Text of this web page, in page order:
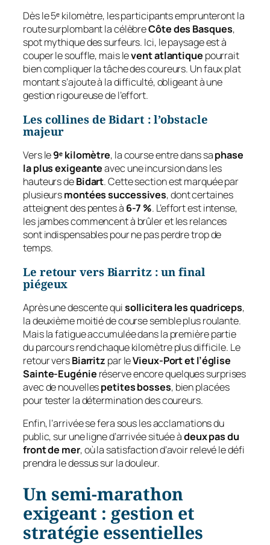
Dès le 5ᵉ kilomètre, les participants emprunteront la
route surplombant la célèbreCôte des Basques,
spot mythique des surfeurs. Ici, le paysage est à
couper le souffle, mais levent atlantique pourrait
bien compliquer la tâche des coureurs. Un faux plat
montant s’ajoute à la difficulté, obligeant à une
gestion rigoureuse de l’effort.
Les collines de Bidart : l’obstacle
majeur
Vers le9ᵉ kilomètre, la course entre dans saphase
la plus exigeanteavec une incursion dans les
hauteurs deBidart. Cette section est marquée par
plusieursmontées successives, dont certaines
atteignent des pentes à 6-7 %. L’effort est intense,
les jambes commencent à brûler et les relances
sont indispensables pour ne pas perdre trop de
temps.
Le retour vers Biarritz : un final
piégeux
Après une descente quisollicitera les quadriceps,
la deuxième moitié de course semble plus roulante.
Mais la fatigue accumulée dans la première partie
du parcours rend chaque kilomètre plus difficile. Le
retour versBiarritz par leVieux-Port et l’église
Sainte-Eugénie réserve encore quelques surprises
avec de nouvellespetites bosses, bien placées
pour tester la détermination des coureurs.
Enfin, l’arrivée se fera sous les acclamations du
public, sur une ligne d’arrivée située àdeux pas du
front de mer, où la satisfaction d’avoir relevé le défi
prendra le dessus sur la douleur.
Un semi-marathon
exigeant : gestion et
stratégie essentielles